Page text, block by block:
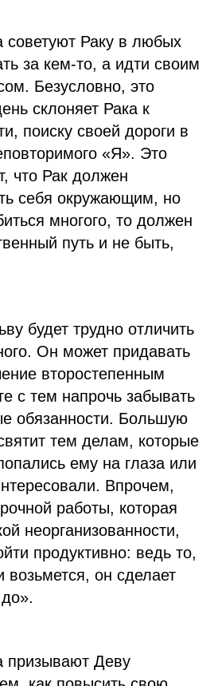
советуют Раку в любых
за кем-то, а идти своим
Безусловно, это
склоняет Рака к
поиску своей дороги в
«Я». Это
что Рак должен
себя окружающим, но
многого, то должен
путь и не быть,
будет трудно отличить
Он может придавать
второстепенным
с тем напрочь забывать
обязанности. Большую
тем делам, которые
ему на глаза или
Впрочем,
работы, которая
неорганизованности,
продуктивно: ведь то,
возьмется, он сделает
призывают Деву